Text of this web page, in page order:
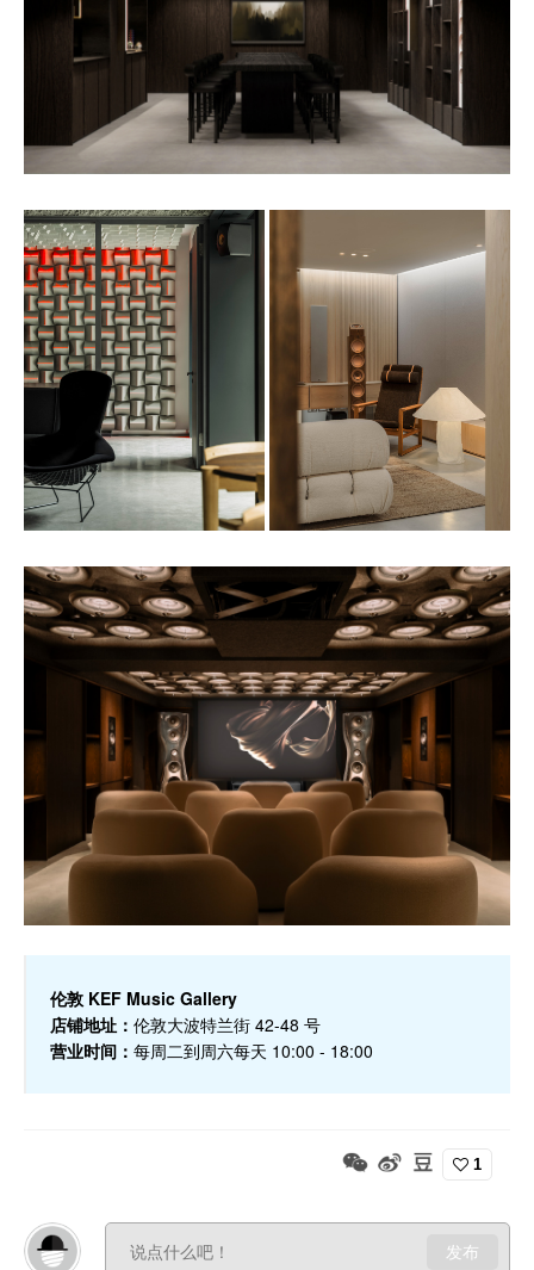
伦敦 KEF Music Gallery
店铺地址： 伦敦大波特兰街 42-48 号
营业时间： 每周二到周六每天 10:00 - 18:00
1
发布